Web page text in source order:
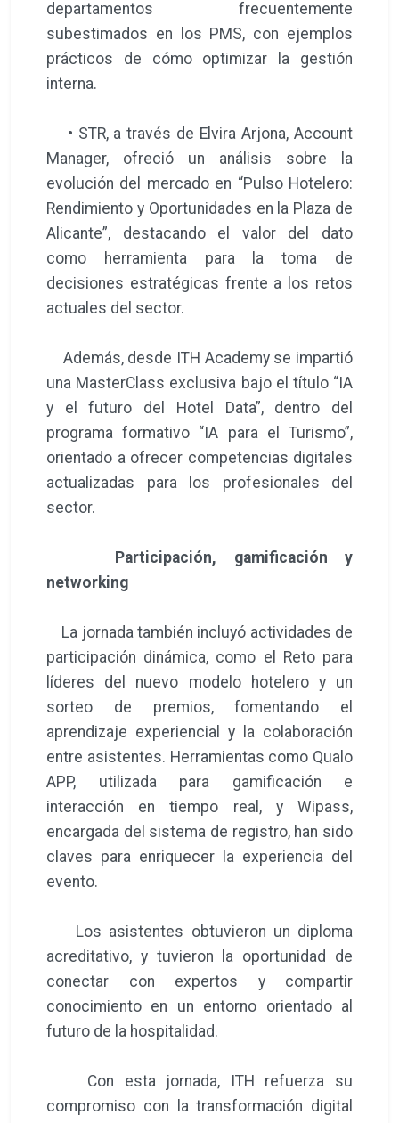
departamentos frecuentemente
subestimados en los PMS, con ejemplos
prácticos de cómo optimizar la gestión
interna.
• STR, a través de Elvira Arjona, Account
Manager, ofreció un análisis sobre la
evolución del mercado en “Pulso Hotelero:
Rendimiento y Oportunidades en la Plaza de
Alicante”, destacando el valor del dato
como herramienta para la toma de
decisiones estratégicas frente a los retos
actuales del sector.
Además, desde ITH Academy se impartió
una MasterClass exclusiva bajo el título “IA
y el futuro del Hotel Data”, dentro del
programa formativo “IA para el Turismo”,
orientado a ofrecer competencias digitales
actualizadas para los profesionales del
sector.
Participación, gamificación y
networking
La jornada también incluyó actividades de
participación dinámica, como el Reto para
líderes del nuevo modelo hotelero y un
sorteo de premios, fomentando el
aprendizaje experiencial y la colaboración
entre asistentes. Herramientas como Qualo
APP, utilizada para gamificación e
interacción en tiempo real, y Wipass,
encargada del sistema de registro, han sido
claves para enriquecer la experiencia del
evento.
Los asistentes obtuvieron un diploma
acreditativo, y tuvieron la oportunidad de
conectar con expertos y compartir
conocimiento en un entorno orientado al
futuro de la hospitalidad.
Con esta jornada, ITH refuerza su
compromiso con la transformación digital